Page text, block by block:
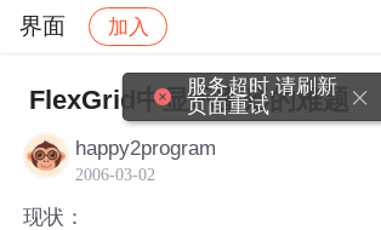
界面 加入
社区 界面 帖子详情
FlexGrid中显示图形的难题
happy2program
2006-03-02
现状：
服务超时,请刷新
页面重试